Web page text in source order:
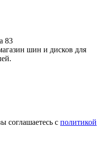
83
шин и дисков для
соглашаетесь с политикой